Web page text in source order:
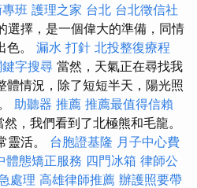
班 護理之家 台北 台北徵信社
選擇，是一個偉大的準備，同情
色。 漏水 打針 北投整復療程
字搜尋 當然，天氣正在尋找我
體情況，除了短短半天，陽光照
助聽器 推薦 推薦最值得信賴
然，我們看到了北極熊和毛龍。
靈活。 台胞證基隆 月子中心費
體態矯正服務 四門冰箱 律師公
處理 高雄律師推薦 辦護照要帶